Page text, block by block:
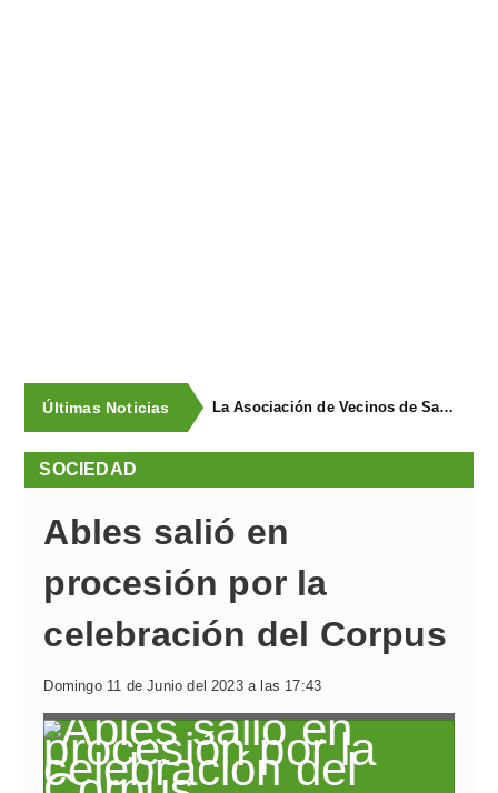
Últimas Noticias La Asociación de Vecinos de Santa Cruz descubrió los Covarones
SOCIEDAD
Ables salió en
procesión por la
celebración del Corpus
Domingo 11 de Junio del 2023 a las 17:43